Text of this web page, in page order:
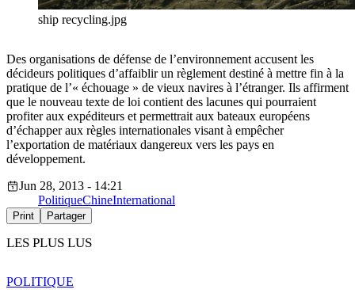
ship recycling.jpg
Des organisations de défense de l’environnement accusent les
décideurs politiques d’affaiblir un règlement destiné à mettre fin à la
pratique de l’« échouage » de vieux navires à l’étranger. Ils affirment
que le nouveau texte de loi contient des lacunes qui pourraient
profiter aux expéditeurs et permettrait aux bateaux européens
d’échapper aux règles internationales visant à empêcher
l’exportation de matériaux dangereux vers les pays en
développement.
Jun 28, 2013 - 14:21
PolitiqueChineInternational
Print Partager
LES PLUS LUS
POLITIQUE